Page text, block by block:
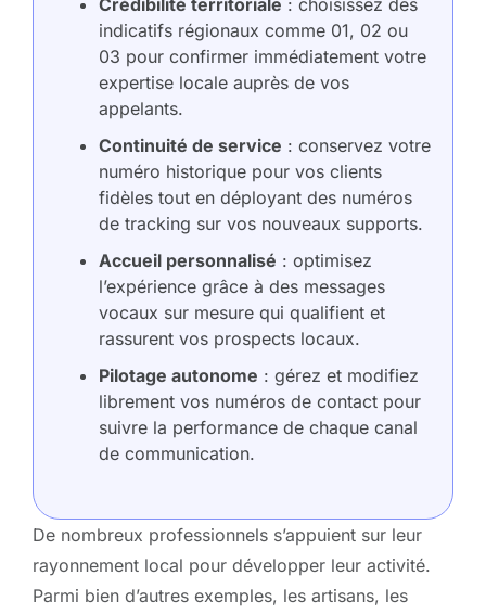
Crédibilité territoriale : choisissez des
indicatifs régionaux comme 01, 02 ou
03 pour confirmer immédiatement votre
expertise locale auprès de vos
appelants.
Continuité de service : conservez votre
numéro historique pour vos clients
fidèles tout en déployant des numéros
de tracking sur vos nouveaux supports.
Accueil personnalisé : optimisez
l’expérience grâce à des messages
vocaux sur mesure qui qualifient et
rassurent vos prospects locaux.
Pilotage autonome : gérez et modifiez
librement vos numéros de contact pour
suivre la performance de chaque canal
de communication.
De nombreux professionnels s’appuient sur leur
rayonnement local pour développer leur activité.
Parmi bien d’autres exemples, les artisans, les